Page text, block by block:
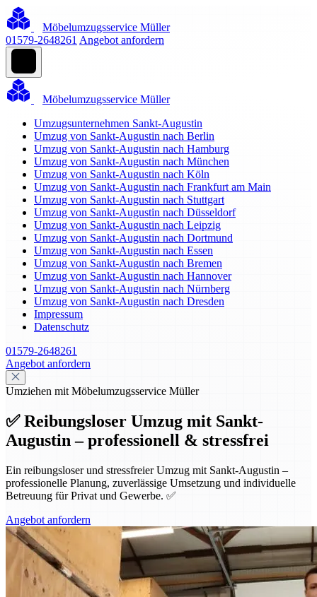
Möbelumzugsservice Müller
01579-2648261 Angebot anfordern
Möbelumzugsservice Müller
Umzugsunternehmen Sankt-Augustin
Umzug von Sankt-Augustin nach Berlin
Umzug von Sankt-Augustin nach Hamburg
Umzug von Sankt-Augustin nach München
Umzug von Sankt-Augustin nach Köln
Umzug von Sankt-Augustin nach Frankfurt am Main
Umzug von Sankt-Augustin nach Stuttgart
Umzug von Sankt-Augustin nach Düsseldorf
Umzug von Sankt-Augustin nach Leipzig
Umzug von Sankt-Augustin nach Dortmund
Umzug von Sankt-Augustin nach Essen
Umzug von Sankt-Augustin nach Bremen
Umzug von Sankt-Augustin nach Hannover
Umzug von Sankt-Augustin nach Nürnberg
Umzug von Sankt-Augustin nach Dresden
Impressum
Datenschutz
01579-2648261
Angebot anfordern
Umziehen mit Möbelumzugsservice Müller
✅ Reibungsloser Umzug mit Sankt-
Augustin – professionell & stressfrei
Ein reibungsloser und stressfreier Umzug mit Sankt-Augustin –
professionelle Planung, zuverlässige Umsetzung und individuelle
Betreuung für Privat und Gewerbe. ✅
Angebot anfordern